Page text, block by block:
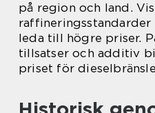
på region och land.
leda till högre priser.
tillsatser och additiv
priset för